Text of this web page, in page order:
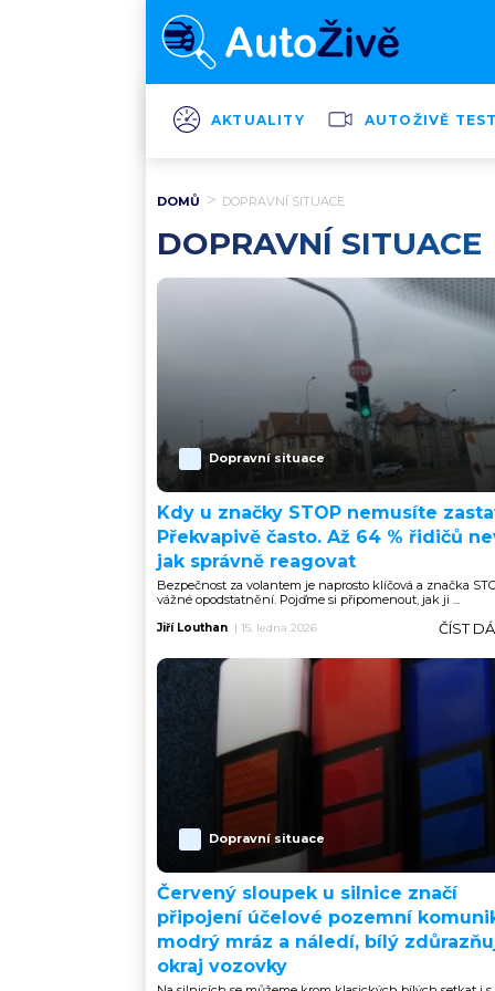
AKTUALITY AUTOŽIVĚ
DOMŮ DOPRAVNÍ SITUACE
DOPRAVNÍ SITUACE
Dopravní situace
Kdy u značky STOP nemusíte
Překvapivě často. Až 64 % řidičů
jak správně reagovat
Bezpečnost za volantem je naprosto klíčová a značka
vážné opodstatnění. Pojďme si připomenout, jak ji ...
Jiří Louthan | 15. ledna 2026 ČÍST
Dopravní situace
Červený sloupek u silnice značí
připojení účelové pozemní
modrý mráz a náledí, bílý
okraj vozovky